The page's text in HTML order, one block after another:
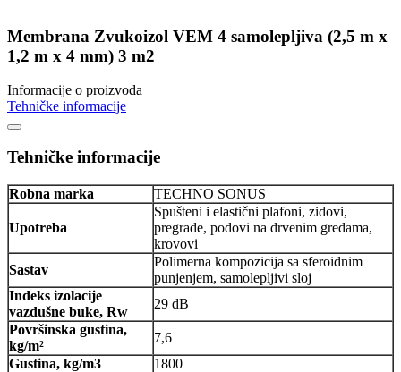
Membrana Zvukoizol VEM 4 samolepljiva (2,5 m x
1,2 m x 4 mm) 3 m2
Informacije o proizvoda
Tehničke informacije
Tehničke informacije
Robna marka TECHNO SONUS
Upotreba
Spušteni i elastični plafoni, zidovi,
pregrade, podovi na drvenim gredama,
krovovi
Sastav
Polimerna kompozicija sa sferoidnim
punjenjem, samolepljivi sloj
Indeks izolacije
vazdušne buke, Rw
29 dB
Površinska gustina,
kg/m²
7,6
Gustina, kg/m3
1800